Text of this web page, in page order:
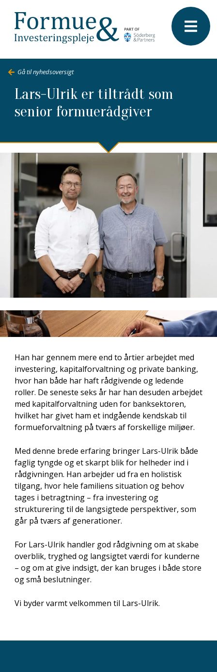
Gå til nyhedsoversigt
Lars-Ulrik er tiltrådt som
senior formuerådgiver
Han har gennem mere end to årtier arbejdet med
investering, kapitalforvaltning og private banking,
hvor han både har haft rådgivende og ledende
roller. De seneste seks år har han desuden arbejdet
med kapitalforvaltning uden for banksektoren,
hvilket har givet ham et indgående kendskab til
formueforvaltning på tværs af forskellige miljøer.
Med denne brede erfaring bringer Lars-Ulrik både
faglig tyngde og et skarpt blik for helheder ind i
rådgivningen. Han arbejder ud fra en holistisk
tilgang, hvor hele familiens situation og behov
tages i betragtning – fra investering og
strukturering til de langsigtede perspektiver, som
går på tværs af generationer.
For Lars-Ulrik handler god rådgivning om at skabe
overblik, tryghed og langsigtet værdi for kunderne
– og om at give indsigt, der kan bruges i både store
og små beslutninger.
Vi byder varmt velkommen til Lars-Ulrik.